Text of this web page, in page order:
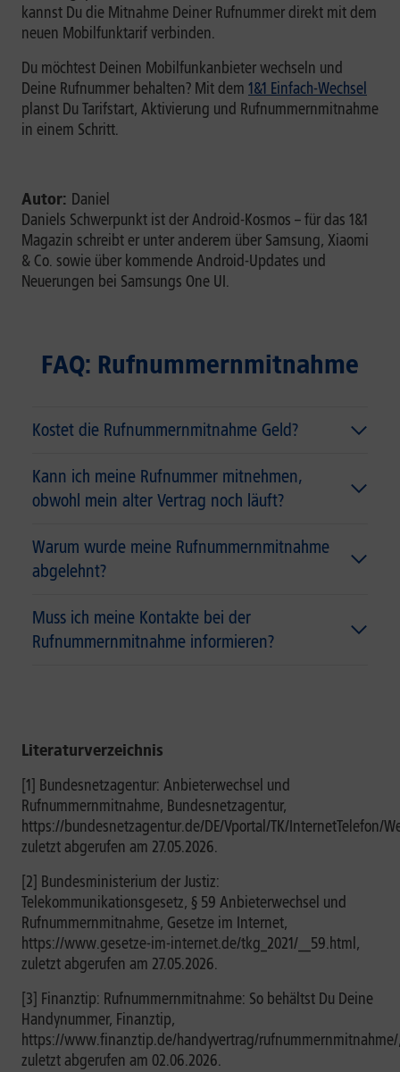
kannst Du die Mitnahme Deiner Rufnummer direkt mit dem
neuen Mobilfunktarif verbinden.
Du möchtest Deinen Mobilfunkanbieter wechseln und
Deine Rufnummer behalten? Mit dem 1&1 Einfach-Wechsel
planst Du Tarifstart, Aktivierung und Rufnummernmitnahme
in einem Schritt.
Autor: Daniel
Daniels Schwerpunkt ist der Android-Kosmos – für das 1&1
Magazin schreibt er unter anderem über Samsung, Xiaomi
& Co. sowie über kommende Android-Updates und
Neuerungen bei Samsungs One UI.
FAQ: Rufnummernmitnahme
Kostet die Rufnummernmitnahme Geld?
Kann ich meine Rufnummer mitnehmen,
obwohl mein alter Vertrag noch läuft?
Warum wurde meine Rufnummernmitnahme
abgelehnt?
Muss ich meine Kontakte bei der
Rufnummernmitnahme informieren?
Literaturverzeichnis
[1] Bundesnetzagentur: Anbieterwechsel und
Rufnummernmitnahme, Bundesnetzagentur,
https://bundesnetzagentur.de/DE/Vportal/TK/InternetTelefon/
zuletzt abgerufen am 27.05.2026.
[2] Bundesministerium der Justiz:
Telekommunikationsgesetz, § 59 Anbieterwechsel und
Rufnummernmitnahme, Gesetze im Internet,
https://www.gesetze-im-internet.de/tkg_2021/__59.html,
zuletzt abgerufen am 27.05.2026.
[3] Finanztip: Rufnummernmitnahme: So behältst Du Deine
Handynummer, Finanztip,
https://www.finanztip.de/handyvertrag/
zuletzt abgerufen am 02.06.2026.